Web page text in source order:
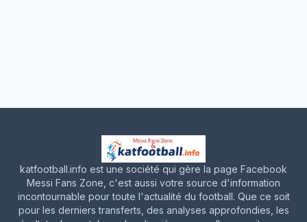
katfootball.info est une société qui gère la page Facebook
Messi Fans Zone, c'est aussi votre source d'information
incontournable pour toute l'actualité du football. Que ce soit
pour les derniers transferts, des analyses approfondies, les